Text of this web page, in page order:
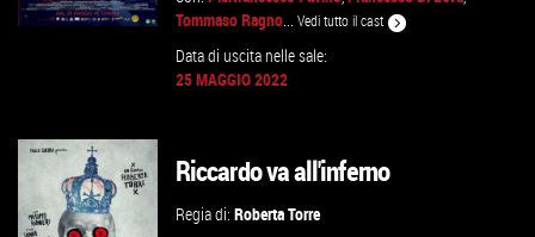
VAI ALLA SCHEDA
Tommaso Ragno...Vedi tutto il cast
Data di uscita nelle sale:
25 MAGGIO 2022
Riccardo va all'inferno
Regia di:Roberta Torre